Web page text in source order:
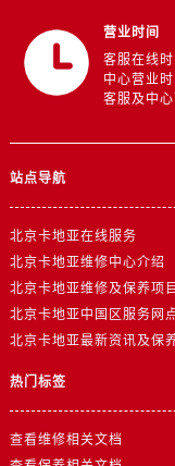
营业时间
客服在线
中心营业
客服及中
站点导航
北京卡地亚在线服务
北京卡地亚维修中心介绍
北京卡地亚维修及保养项目
北京卡地亚中国区服务网
北京卡地亚最新资讯及保
热门标签
查看维修相关文档